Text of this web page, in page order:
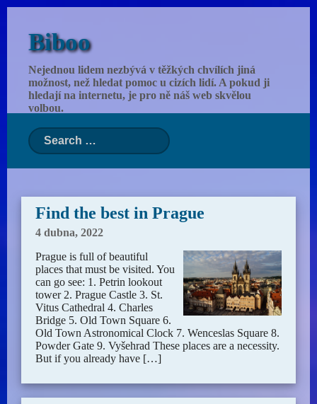
Biboo
Nejednou lidem nezbývá v těžkých chvílích jiná
možnost, než hledat pomoc u cizích lidí. A pokud ji
hledají na internetu, je pro ně náš web skvělou
volbou.
Find the best in Prague
4 dubna, 2022
Prague is full of beautiful
places that must be visited. You
can go see: 1. Petrin lookout
tower 2. Prague Castle 3. St.
Vitus Cathedral 4. Charles
Bridge 5. Old Town Square 6.
Old Town Astronomical Clock 7. Wenceslas Square 8.
Powder Gate 9. Vyšehrad These places are a necessity.
But if you already have […]